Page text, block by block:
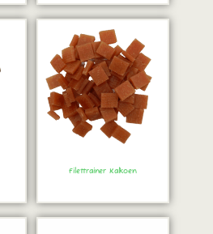
Filettrainer Kalkoen